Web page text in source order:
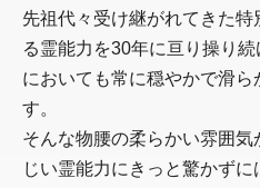
先祖代々受け継がれてきた
る霊能力を30年に亘り操り
においても常に穏やかで滑ら
す。
そんな物腰の柔らかい雰囲気
じい霊能力にきっと驚かず